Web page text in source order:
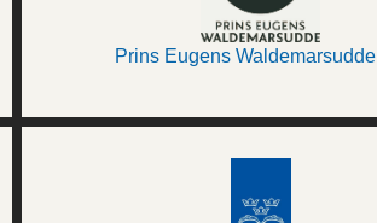
Prins Eugens Waldemarsudde